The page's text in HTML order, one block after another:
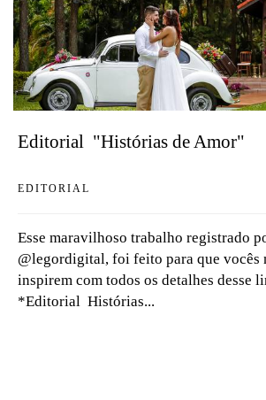
Editorial  "Histórias de Amor"
EDITORIAL
Esse maravilhoso trabalho registrado
@legordigital, foi feito para que vocês
inspirem com todos os detalhes desse
*Editorial Histórias...